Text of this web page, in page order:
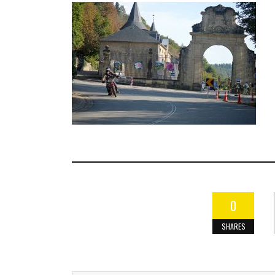
0
SHARES